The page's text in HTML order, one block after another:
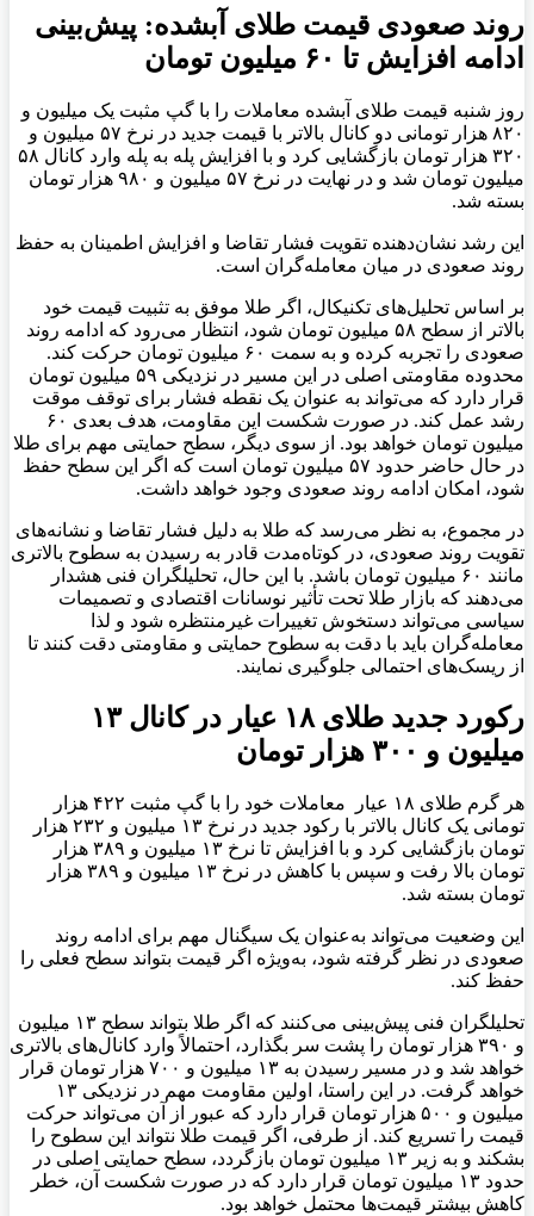
روند صعودی قیمت طلای آبشده: پیش‌بینی
ادامه افزایش تا ۶۰ میلیون تومان
روز شنبه قیمت طلای آبشده معاملات را با گپ مثبت یک میلیون و
۸۲۰ هزار تومانی دو کانال بالاتر با قیمت جدید در نرخ ۵۷ میلیون و
۳۲۰ هزار تومان بازگشایی کرد و با افزایش پله به پله وارد کانال ۵۸
میلیون تومان شد و در نهایت در نرخ ۵۷ میلیون و ۹۸۰ هزار تومان
بسته شد.
این رشد نشان‌دهنده تقویت فشار تقاضا و افزایش اطمینان به حفظ
روند صعودی در میان معامله‌گران است.
بر اساس تحلیل‌های تکنیکال، اگر طلا موفق به تثبیت قیمت خود
بالاتر از سطح ۵۸ میلیون تومان شود، انتظار می‌رود که ادامه روند
صعودی را تجربه کرده و به سمت ۶۰ میلیون تومان حرکت کند.
محدوده مقاومتی اصلی در این مسیر در نزدیکی ۵۹ میلیون تومان
قرار دارد که می‌تواند به عنوان یک نقطه فشار برای توقف موقت
رشد عمل کند. در صورت شکست این مقاومت، هدف بعدی ۶۰
میلیون تومان خواهد بود. از سوی دیگر، سطح حمایتی مهم برای طلا
در حال حاضر حدود ۵۷ میلیون تومان است که اگر این سطح حفظ
شود، امکان ادامه روند صعودی وجود خواهد داشت.
در مجموع، به نظر می‌رسد که طلا به دلیل فشار تقاضا و نشانه‌های
تقویت روند صعودی، در کوتاه‌مدت قادر به رسیدن به سطوح بالاتری
مانند ۶۰ میلیون تومان باشد. با این حال، تحلیلگران فنی هشدار
می‌دهند که بازار طلا تحت تأثیر نوسانات اقتصادی و تصمیمات
سیاسی می‌تواند دستخوش تغییرات غیرمنتظره شود و لذا
معامله‌گران باید با دقت به سطوح حمایتی و مقاومتی دقت کنند تا
از ریسک‌های احتمالی جلوگیری نمایند.
رکورد جدید طلای ۱۸ عیار در کانال ۱۳
میلیون و ۳۰۰ هزار تومان
هر گرم طلای ۱۸ عیار معاملات خود را با گپ مثبت ۴۲۲ هزار
تومانی یک کانال بالاتر با رکود جدید در نرخ ۱۳ میلیون و ۲۳۲ هزار
تومان بازگشایی کرد و با افزایش تا نرخ ۱۳ میلیون و ۳۸۹ هزار
تومان بالا رفت و سپس با کاهش در نرخ ۱۳ میلیون و ۳۸۹ هزار
تومان بسته شد.
این وضعیت می‌تواند به‌عنوان یک سیگنال مهم برای ادامه روند
صعودی در نظر گرفته شود، به‌ویژه اگر قیمت بتواند سطح فعلی را
حفظ کند.
تحلیلگران فنی پیش‌بینی می‌کنند که اگر طلا بتواند سطح ۱۳ میلیون
و ۳۹۰ هزار تومان را پشت سر بگذارد، احتمالاً وارد کانال‌های بالاتری
خواهد شد و در مسیر رسیدن به ۱۳ میلیون و ۷۰۰ هزار تومان قرار
خواهد گرفت. در این راستا، اولین مقاومت مهم در نزدیکی ۱۳
میلیون و ۵۰۰ هزار تومان قرار دارد که عبور از آن می‌تواند حرکت
قیمت را تسریع کند. از طرفی، اگر قیمت طلا نتواند این سطوح را
بشکند و به زیر ۱۳ میلیون تومان بازگردد، سطح حمایتی اصلی در
حدود ۱۳ میلیون تومان قرار دارد که در صورت شکست آن، خطر
کاهش بیشتر قیمت‌ها محتمل خواهد بود.